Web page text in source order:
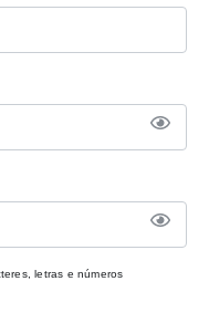
letras e números